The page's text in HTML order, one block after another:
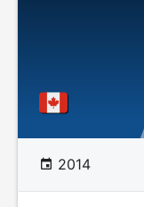
2014